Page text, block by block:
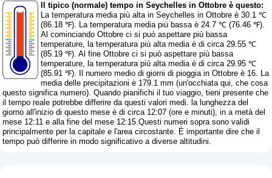
Il tipico (normale) tempo in Seychelles in Ottobre è questo:
La temperatura media più alta in Seychelles in Ottobre è 30.1 ℃
(86.18 ℉). La temperatura media più bassa è 24.7 ℃ (76.46 ℉).
Al cominciando Ottobre ci si può aspettare più bassa
temperature, la temperatura più alta media è di circa 29.55 ℃
(85.19 ℉). Al fine Ottobre ci si può aspettare più bassa
temperature, la temperatura più alta media è di circa 29.95 ℃
(85.91 ℉). Il numero medio di giorni di pioggia in Ottobre è 16. La
media delle precipitazioni è 179.1 mm (un'occhiata qui, che cosa
questo significa numero). Quando pianifichi il tuo viaggio, tieni presente che
il tempo reale potrebbe differire da questi valori medi. la lunghezza del
giorno all'inizio di questo mese è di circa 12:07 (ore e minuti), in a metà del
mese 12:11 e alla fine del mese 12:15.Questi numeri sopra sono validi
principalmente per la capitale e l'area circostante. È importante dire che il
tempo può differire in modo significativo a diverse altitudini.